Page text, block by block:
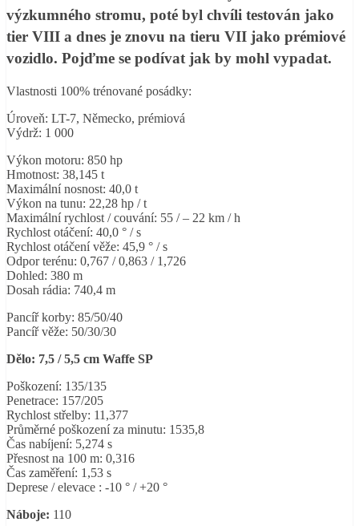
výzkumného stromu, poté byl chvíli testován jako
tier VIII a dnes je znovu na tieru VII jako prémiové
vozidlo. Pojďme se podívat jak by mohl vypadat.
Vlastnosti 100% trénované posádky:
Úroveň: LT-7, Německo, prémiová
Výdrž: 1 000
Výkon motoru: 850 hp
Hmotnost: 38,145 t
Maximální nosnost: 40,0 t
Výkon na tunu: 22,28 hp / t
Maximální rychlost / couvání: 55 / – 22 km / h
Rychlost otáčení: 40,0 ° / s
Rychlost otáčení věže: 45,9 ° / s
Odpor terénu: 0,767 / 0,863 / 1,726
Dohled: 380 m
Dosah rádia: 740,4 m
Pancíř korby: 85/50/40
Pancíř věže: 50/30/30
Dělo: 7,5 / 5,5 cm Waffe SP
Poškození: 135/135
Penetrace: 157/205
Rychlost střelby: 11,377
Průměrné poškození za minutu: 1535,8
Čas nabíjení: 5,274 s
Přesnost na 100 m: 0,316
Čas zaměření: 1,53 s
Deprese / elevace : -10 ° / +20 °
Náboje: 110